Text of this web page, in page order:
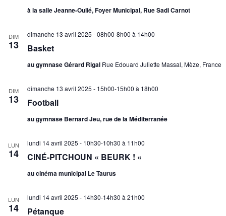
à la salle Jeanne-Oulié, Foyer Municipal, Rue Sadi Carnot
DIM
13 Basket
dimanche 13 avril 2025 - 08h00-8h00 à 14h00
au gymnase Gérard Rigal Rue Edouard Juliette Massal, Mèze, France
DIM
13 Football
dimanche 13 avril 2025 - 15h00-15h00 à 18h00
au gymnase Bernard Jeu, rue de la Méditerranée
LUN
14 CINÉ-PITCHOUN « BEURK ! «
lundi 14 avril 2025 - 10h30-10h30 à 11h00
au cinéma municipal Le Taurus
LUN
14 Pétanque
lundi 14 avril 2025 - 14h30-14h30 à 21h00